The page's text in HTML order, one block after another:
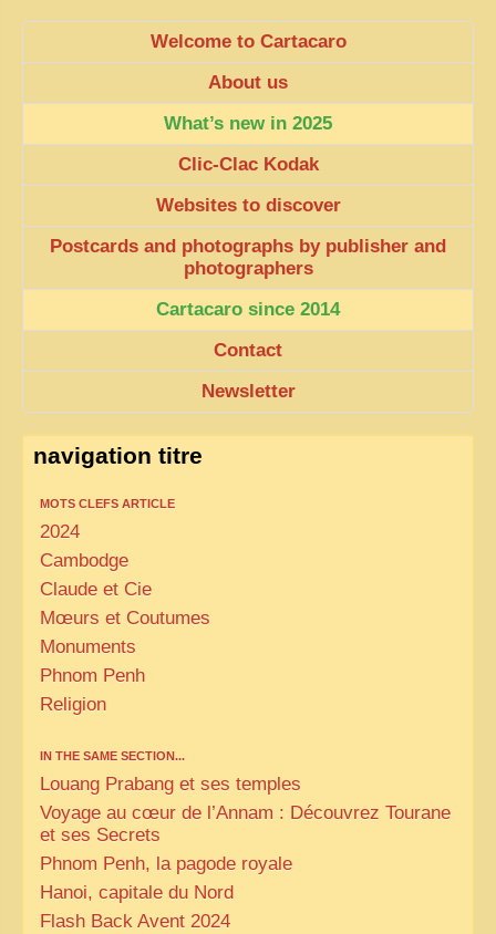
Welcome to Cartacaro
About us
What’s new in 2025
Clic-Clac Kodak
Websites to discover
Postcards and photographs by publisher and
photographers
Cartacaro since 2014
Contact
Newsletter
navigation titre
MOTS CLEFS ARTICLE
2024
Cambodge
Claude et Cie
Mœurs et Coutumes
Monuments
Phnom Penh
Religion
IN THE SAME SECTION...
Louang Prabang et ses temples
Voyage au cœur de l’Annam : Découvrez Tourane
et ses Secrets
Phnom Penh, la pagode royale
Hanoi, capitale du Nord
Flash Back Avent 2024